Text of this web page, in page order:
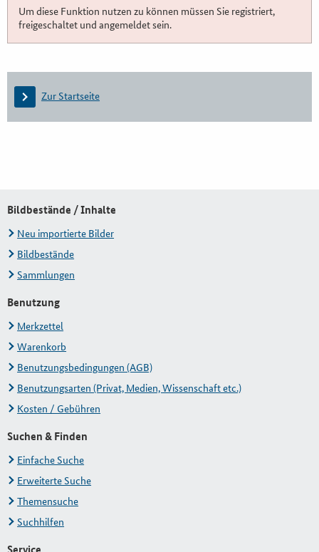
Um diese Funktion nutzen zu können müssen Sie registriert,
freigeschaltet und angemeldet sein.
Zur Startseite
Bildbestände / Inhalte
Neu importierte Bilder
Bildbestände
Sammlungen
Benutzung
Merkzettel
Warenkorb
Benutzungsbedingungen (AGB)
Benutzungsarten (Privat, Medien, Wissenschaft etc.)
Kosten / Gebühren
Suchen & Finden
Einfache Suche
Erweiterte Suche
Themensuche
Suchhilfen